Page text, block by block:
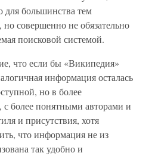
для большинства тем
совершенно не обязательно
поисковой системой.
что если бы «Википедия»
информация осталась
но в более
с более понятными авторами и
и присутствия, хотя
что информация не из
так удобно и